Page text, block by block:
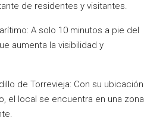
de residentes y visitantes.
A solo 10 minutos a pie del
aumenta la visibilidad y
de Torrevieja: Con su ubicación
el local se encuentra en una zona